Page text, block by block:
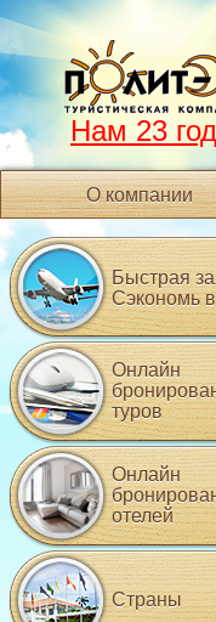
Нам 23
О компании
Быстрая
Сэкономь
Онлайн
туров
Онлайн
отелей
Страны